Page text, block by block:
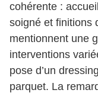
cohérente :
soigné et finitions
mentionnent une
interventions
pose d’un
parquet. La